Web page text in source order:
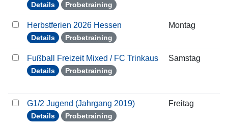
Details Probetraining
Herbstferien 2026 Hessen
Details Probetraining
Montag
Fußball Freizeit Mixed / FC Trinkaus
Details Probetraining
Samstag
G1/2 Jugend (Jahrgang 2019)
Details Probetraining
Freitag